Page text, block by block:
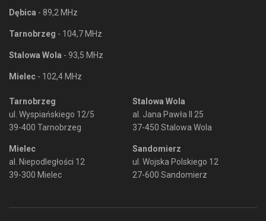
Dębica - 89,2 MHz
Tarnobrzeg - 104,7 MHz
Stalowa Wola - 93,5 MHz
Mielec - 102,4 MHz
Tarnobrzeg
ul. Wyspiańskiego 12/5
39-400 Tarnobrzeg
Mielec
al. Niepodległości 12
39-300 Mielec
Stalowa Wola
al. Jana Pawła II 25
37-450 Stalowa Wola
Sandomierz
ul. Wojska Polskiego 12
27-600 Sandomierz